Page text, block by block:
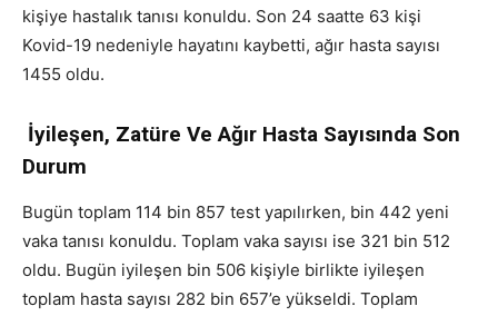
kişiye hastalık tanısı konuldu. Son 24 saatte 63 kişi
Kovid-19 nedeniyle hayatını kaybetti, ağır hasta sayısı
1455 oldu.
İyileşen, Zatüre Ve Ağır Hasta Sayısında Son
Durum
Bugün toplam 114 bin 857 test yapılırken, bin 442 yeni
vaka tanısı konuldu. Toplam vaka sayısı ise 321 bin 512
oldu. Bugün iyileşen bin 506 kişiyle birlikte iyileşen
toplam hasta sayısı 282 bin 657’e yükseldi. Toplam